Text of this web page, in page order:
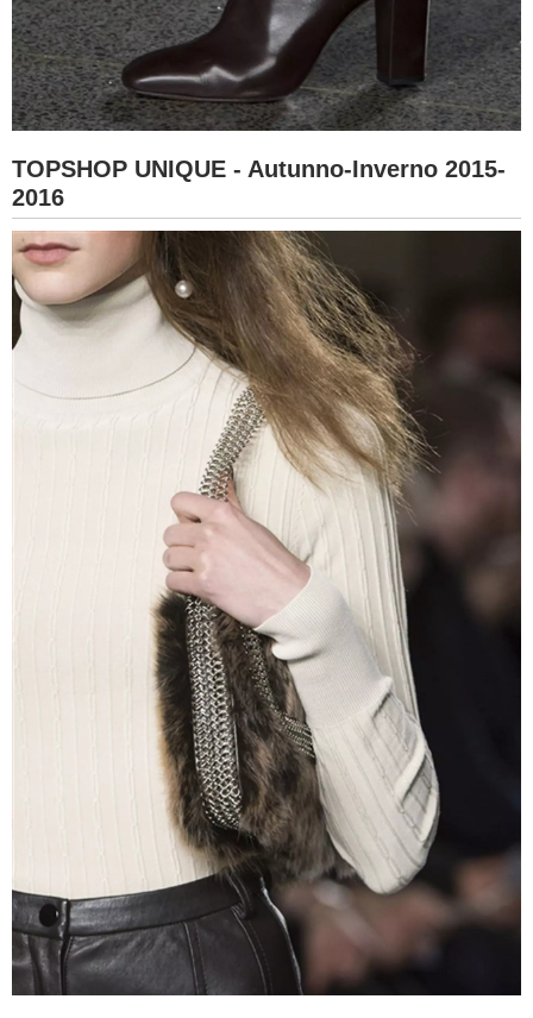
TOPSHOP UNIQUE - Autunno-Inverno 2015-
2016